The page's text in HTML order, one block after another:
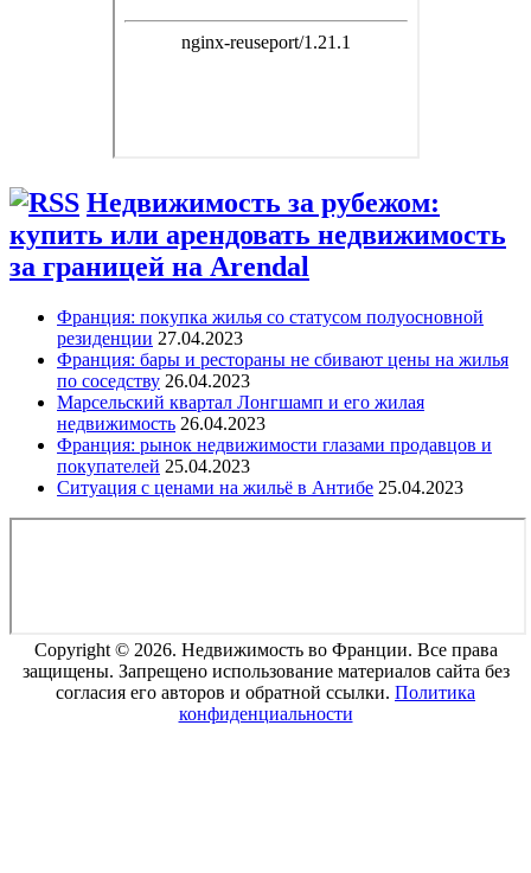
Недвижимость за рубежом:
купить или арендовать недвижимость
за границей на Arendal
Франция: покупка жилья со статусом полуосновной
резиденции 27.04.2023
Франция: бары и рестораны не сбивают цены на жилья
по соседству 26.04.2023
Марсельский квартал Лонгшамп и его жилая
недвижимость 26.04.2023
Франция: рынок недвижимости глазами продавцов и
покупателей 25.04.2023
Ситуация с ценами на жильё в Антибе 25.04.2023
Copyright © 2026. Недвижимость во Франции. Все права
защищены. Запрещено использование материалов сайта без
согласия его авторов и обратной ссылки. Политика
конфиденциальности